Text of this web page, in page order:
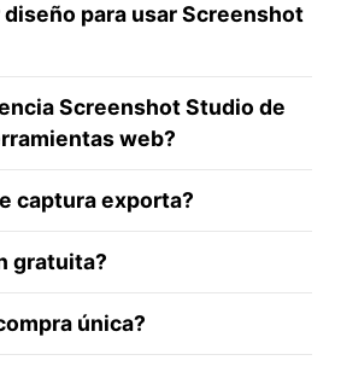
para usar Screenshot
Screenshot Studio de
web?
captura exporta?
gratuita?
única?